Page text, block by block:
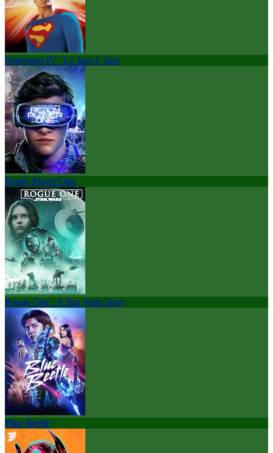
Superman IV : Le face à face
Ready Player One
Rogue One : A Star Wars Story
Blue Beetle